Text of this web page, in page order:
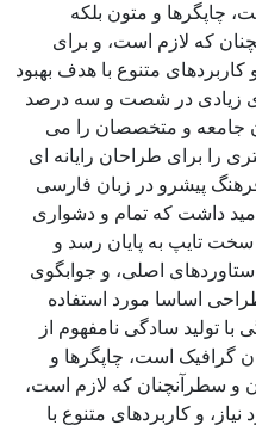
چاپگرها و متون بلکه
که لازم است، و برای
متنوع با هدف بهبود
زیادی در شصت و سه درصد
جامعه و متخصصان را می
را برای طراحان رایانه ای
پیشرو در زبان فارسی
داشت که تمام و دشواری
سخت تایپ به پایان رسد و
اصلی، و جوابگوی
اساسا مورد استفاده
تولید سادگی نامفهوم از
گرافیک است، چاپگرها و
و سطرآنچنان که لازم است،
و کاربردهای متنوع با